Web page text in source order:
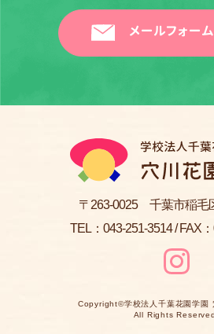
メールフォー
〒263-0025 千葉市稲毛
TEL： 043-251-3514/ FAX
Copyright©学校法人千葉花園学園
All Rights Reserved.